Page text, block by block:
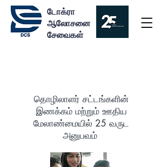
டோக்ரா
ஆலோசனை
சேவைகள்
தொழிலாளர் சட்டங்களின்
இணக்கம் மற்றும் ஊதிய
மேலாண்மையில் 25 வருட
அனுபவம்